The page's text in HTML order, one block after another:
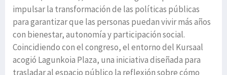
impulsar la transformación de las políticas públicas
para garantizar que las personas puedan vivir más años
con bienestar, autonomía y participación social.
Coincidiendo con el congreso, el entorno del Kursaal
acogió Lagunkoia Plaza, una iniciativa diseñada para
trasladar al espacio público la reflexión sobre cómo